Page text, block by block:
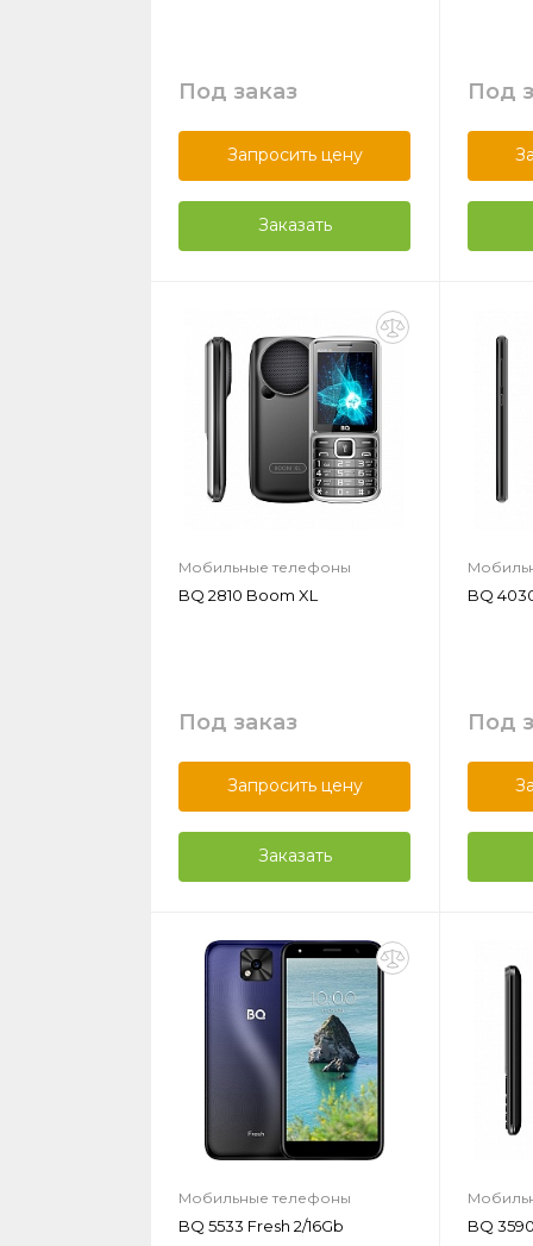
Под заказ
Запросить цену
Заказать
Под
Мобильные телефоны
BQ 2810 Boom XL
Под заказ
Запросить цену
Заказать
BQ
Под
Мобильные телефоны
BQ 5533 Fresh 2/16Gb BQ